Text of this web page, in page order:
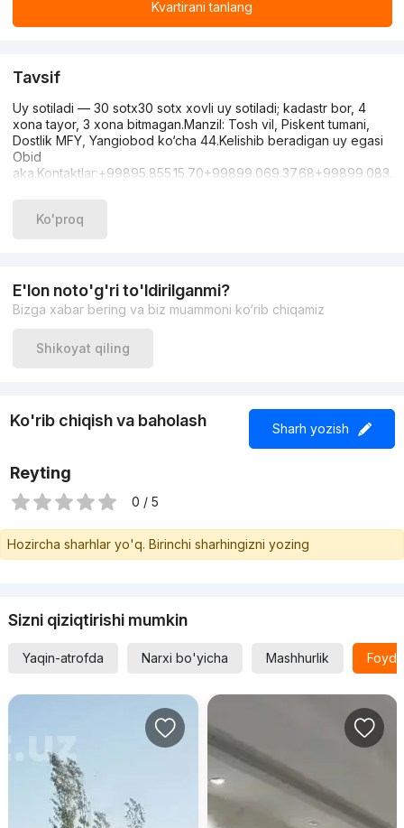
Kvartirani tanlang
Tavsif
Uy sotiladi — 30 sotx30 sotx xovli uy sotiladi; kadastr bor, 4
xona tayor, 3 xona bitmagan.Manzil: Tosh vil, Piskent tumani,
Dostlik MFY, Yangiobod ko‘cha 44.Kelishib beradigan uy egasi
Obid
Ko'proq
E'lon noto'g'ri to'ldirilganmi?
Bizga xabar bering va biz muammoni ko‘rib chiqamiz
Shikoyat qiling
Ko'rib chiqish va baholash Sharh yozish
Reyting
0 / 5
Hozircha sharhlar yo'q. Birinchi sharhingizni yozing
Sizni qiziqtirishi mumkin
Yaqin-atrofda Narxi bo'yicha Mashhurlik